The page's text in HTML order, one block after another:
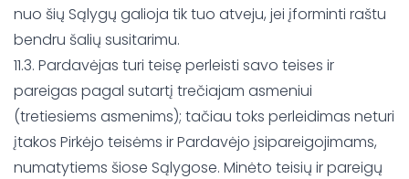
nuo šių Sąlygų galioja tik tuo atveju, jei įforminti raštu
bendru šalių susitarimu.
11.3. Pardavėjas turi teisę perleisti savo teises ir
pareigas pagal sutartį trečiajam asmeniui
(tretiesiems asmenims); tačiau toks perleidimas neturi
įtakos Pirkėjo teisėms ir Pardavėjo įsipareigojimams,
numatytiems šiose Sąlygose. Minėto teisių ir pareigų